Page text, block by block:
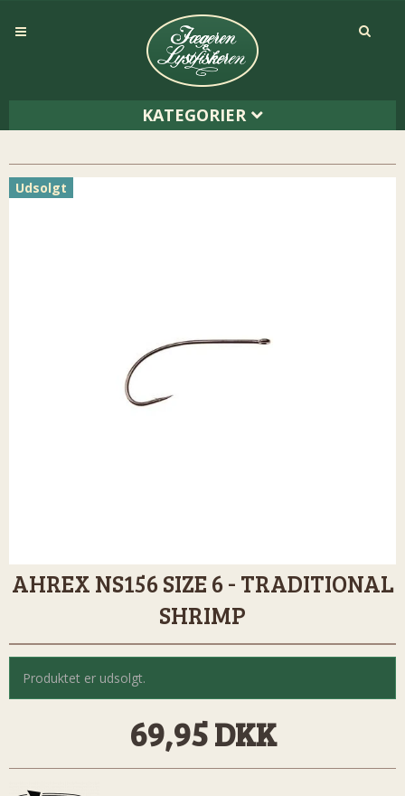
KATEGORIER
Udsolgt
AHREX NS156 SIZE 6 - TRADITIONAL
SHRIMP
Produktet er udsolgt.
69,95 DKK